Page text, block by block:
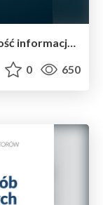
Użyteczność i uniwersalna dostępność informacji i usług
0 650